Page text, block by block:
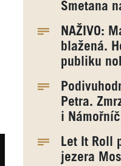
Smetana
NAŽIVO:
blažená.
publiku
Petra.
i
Let It Roll
jezera